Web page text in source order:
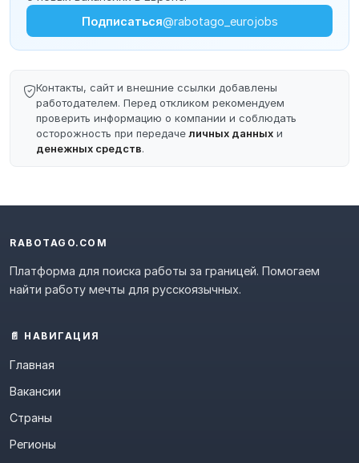
Подписаться@rabotago_eurojobs
Контакты, сайт и внешние ссылки добавлены
работодателем. Перед откликом рекомендуем
проверить информацию о компании и соблюдать
осторожность при передачеличных данных и
денежных средств.
RABOTAGO.COM
Платформа для поиска работы за границей. Помогаем
найти работу мечты для русскоязычных.
📄 НАВИГАЦИЯ
Главная
Вакансии
Страны
Регионы